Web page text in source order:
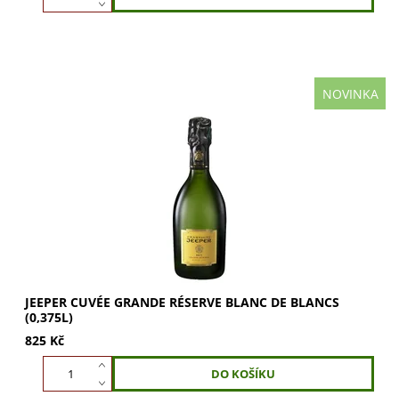
NOVINKA
JEEPER Cuvée Grande Réserve Blanc de Blancs 0,375l:
100% Chardonnay. Minerální a květinové aroma s tóny
bílého pepře. Hedvábná, živá chuť s...
JEEPER CUVÉE GRANDE RÉSERVE BLANC DE BLANCS
(0,375L)
825 Kč